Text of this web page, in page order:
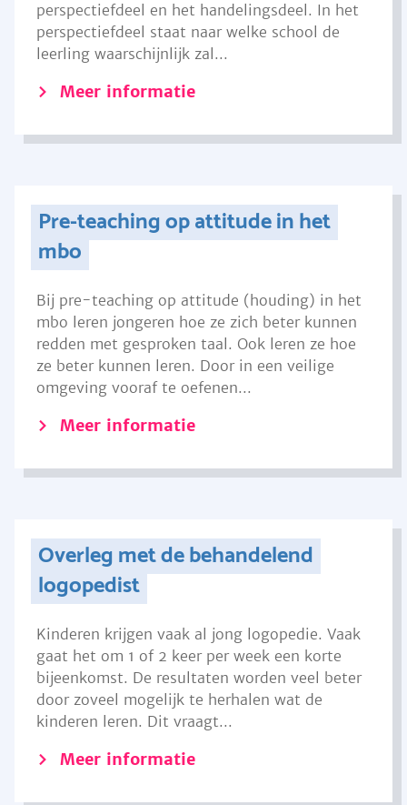
perspectiefdeel en het handelingsdeel. In het
perspectiefdeel staat naar welke school de
leerling waarschijnlijk zal...
Meer informatie
Pre-teaching op attitude in het
mbo
Bij pre-teaching op attitude (houding) in het
mbo leren jongeren hoe ze zich beter kunnen
redden met gesproken taal. Ook leren ze hoe
ze beter kunnen leren. Door in een veilige
omgeving vooraf te oefenen...
Meer informatie
Overleg met de behandelend
logopedist
Kinderen krijgen vaak al jong logopedie. Vaak
gaat het om 1 of 2 keer per week een korte
bijeenkomst. De resultaten worden veel beter
door zoveel mogelijk te herhalen wat de
kinderen leren. Dit vraagt...
Meer informatie